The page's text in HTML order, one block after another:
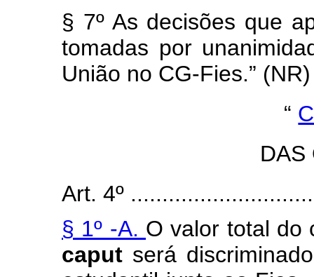
§ 7º As decisões que
tomadas por
União no CG-Fies.” (NR)
“
DAS
Art. 4º
§ 1º -A. O valor total do
caput será